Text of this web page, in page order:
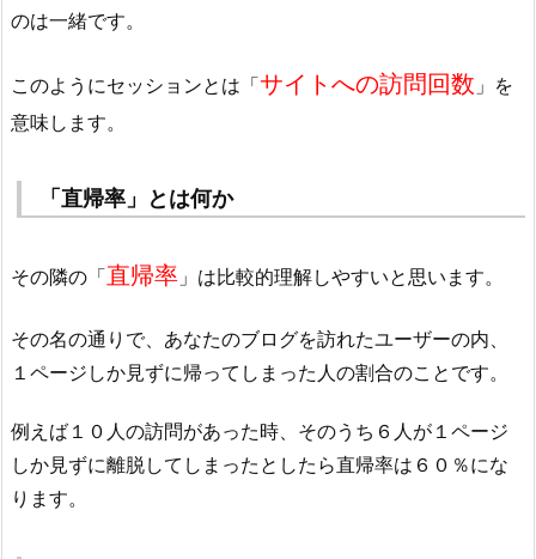
のは一緒です。
このようにセッションとは「サイトへの訪問回数 」を
意味します。
「直帰率」とは何か
その隣の「直帰率 」は比較的理解しやすいと思います。
その名の通りで、あなたのブログを訪れたユーザーの内、
１ページしか見ずに帰ってしまった人の割合のことです。
例えば１０人の訪問があった時、そのうち６人が１ページ
しか見ずに離脱してしまったとしたら直帰率は６０％にな
ります。